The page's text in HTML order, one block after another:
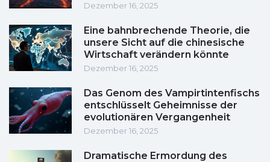
Dezember 16, 2025
Eine bahnbrechende Theorie, die
unsere Sicht auf die chinesische
Wirtschaft verändern könnte
Dezember 16, 2025
Das Genom des Vampirtintenfischs
entschlüsselt Geheimnisse der
evolutionären Vergangenheit
Dezember 16, 2025
Dramatische Ermordung des